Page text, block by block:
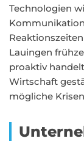
Technologien
Lauingen
proaktiv
Wirtschaft
mögliche